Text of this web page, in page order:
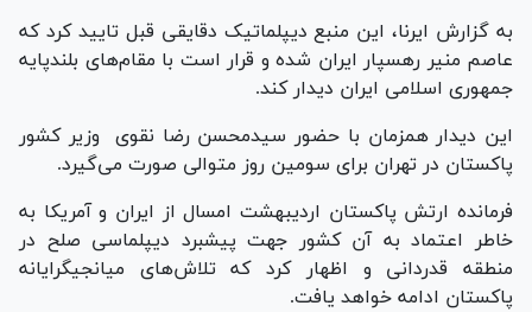
به گزارش ایرنا، این منبع دیپلماتیک دقایقی قبل تایید کرد که
عاصم منیر رهسپار ایران شده و قرار است با مقام‌های بلندپایه
جمهوری اسلامی ایران دیدار کند.
این دیدار همزمان با حضور سیدمحسن رضا نقوی وزیر کشور
پاکستان در تهران برای سومین روز متوالی صورت می‌گیرد.
فرمانده ارتش پاکستان اردیبهشت امسال از ایران و آمریکا به
خاطر اعتماد به آن کشور جهت پیشبرد دیپلماسی صلح در
منطقه قدردانی و اظهار کرد که تلاش‌های میانجیگرایانه
پاکستان ادامه خواهد یافت.